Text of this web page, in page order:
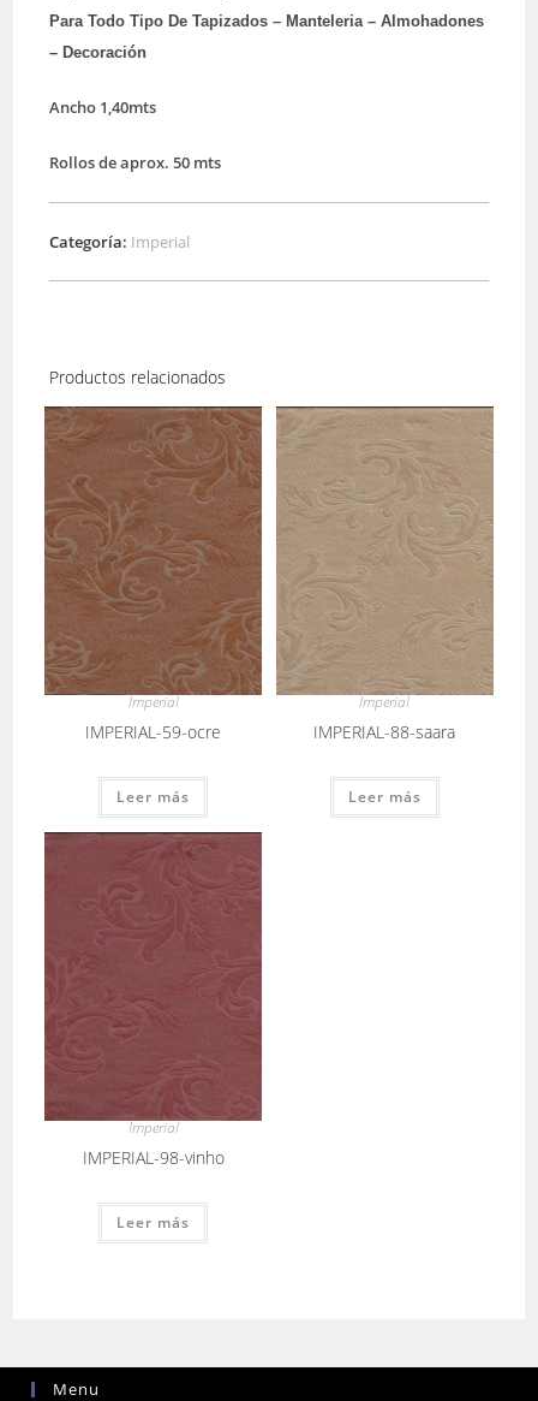
Para Todo Tipo De Tapizados – Manteleria – Almohadones
– Decoración
Ancho 1,40mts
Rollos de aprox. 50 mts
Categoría: Imperial
Productos relacionados
Imperial
IMPERIAL-59-ocre
Leer más
Imperial
IMPERIAL-88-saara
Leer más
Imperial
IMPERIAL-98-vinho
Leer más
Menu